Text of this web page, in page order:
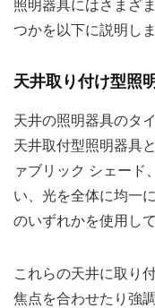
照明器具にはさまざ
つかを以下に説明しま
天井取り付け型照
天井の照明器具のタ
天井取付型照明器具
ァブリック シェード
い、光を全体に均一
のいずれかを使用し
これらの天井に取り
焦点を合わせたり強